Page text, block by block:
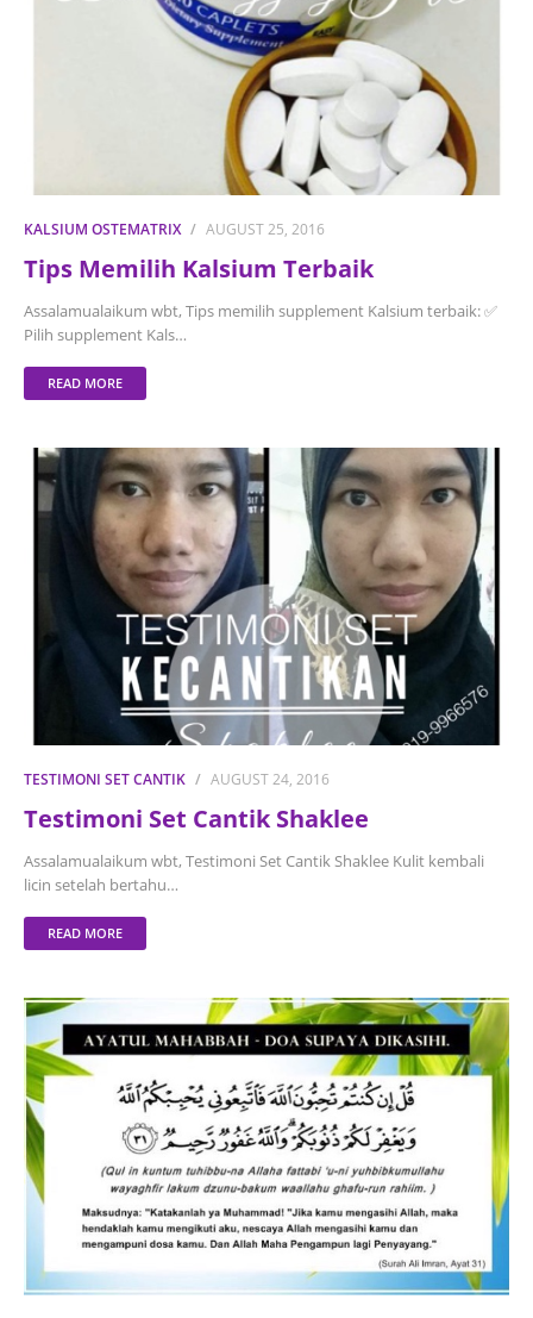
KALSIUM OSTEMATRIX AUGUST 25, 2016
Tips Memilih Kalsium Terbaik
Assalamualaikum wbt, Tips memilih supplement Kalsium terbaik: ✅
Pilih supplement Kals…
READ MORE
TESTIMONI SET CANTIK AUGUST 24, 2016
Testimoni Set Cantik Shaklee
Assalamualaikum wbt, Testimoni Set Cantik Shaklee Kulit kembali
licin setelah bertahu…
READ MORE